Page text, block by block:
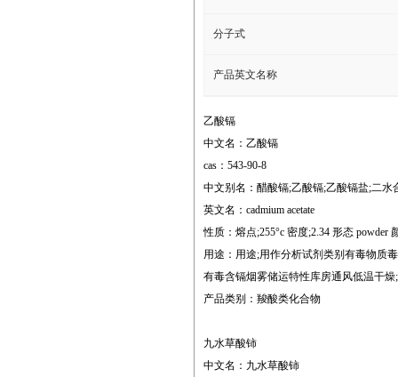
分子式
产品英文名称
乙酸镉
中文名：乙酸镉
cas：543-90-8
中文别名：醋酸镉;乙酸镉;乙酸镉盐;二水
英文名：cadmium acetate
性质：熔点;255°c 密度;2.34 形态 powder
用途：用途;用作分析试剂类别有毒物质
有毒含镉烟雾储运特性库房通风低温干
产品类别：羧酸类化合物
九水草酸铈
中文名：九水草酸铈